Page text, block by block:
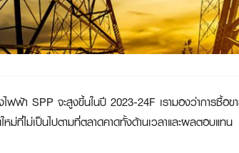
ไฟฟ้า SPP จะสูงขึ้นในปี 2023-24F เรามองว่าการซื้
ม่ที่ไม่เป็นไปตามที่ตลาดคาดทั้งด้านเวลาและผลตอบแทน